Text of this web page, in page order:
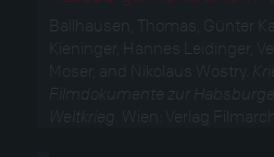
Ballhausen, Thomas, Günter
Kieninger, Hannes Leidinger,
Moser, and Nikolaus Wostry.
Filmdokumente zur
Weltkrieg
. Wien: Verlag